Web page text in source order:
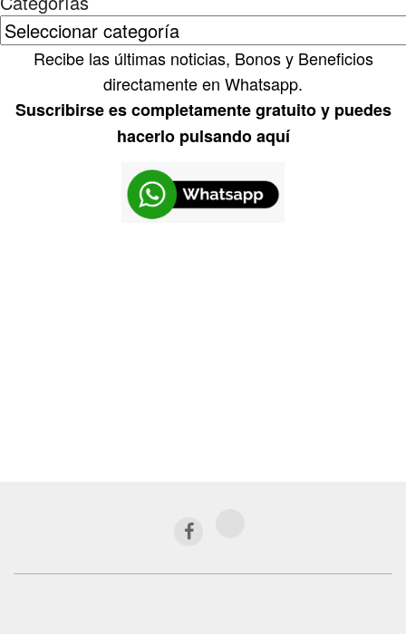
Recibe las últimas noticias, Bonos y Beneficios
directamente en Whatsapp.
Suscribirse es completamente gratuito y puedes
hacerlo pulsando aquí